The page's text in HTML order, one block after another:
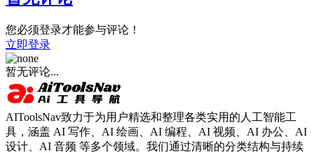
您必须登录才能参与评论！
立即登录
暂无评论...
AIToolsNav致力于为用户精选和整理各类实用的人工智能工
具，涵盖 AI 写作、AI 绘画、AI 编程、AI 视频、AI 办公、AI
设计、AI 音频 等多个领域。我们通过清晰的分类结构与持续